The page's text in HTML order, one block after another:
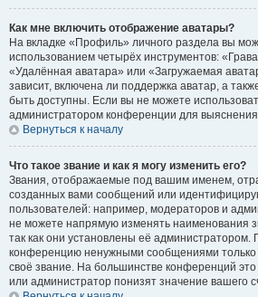
Как мне включить отображение аватары?
На вкладке «Профиль» личного раздела вы
использованием четырёх инструментов:
«Удалённая аватара» или «Загружаемая
зависит, включена ли поддержка аватар, а
быть доступны. Если вы не можете
администратором конференции для
Вернуться к началу
Что такое звание и как я могу изменить его?
Звания, отображаемые под вашим именем,
созданных вами сообщений или
пользователей: например, модераторов и
не можете напрямую изменять наименования
так как они установлены её администратором.
конференцию ненужными сообщениями только
своё звание. На большинстве конференций
или администратор понизят значение вашего